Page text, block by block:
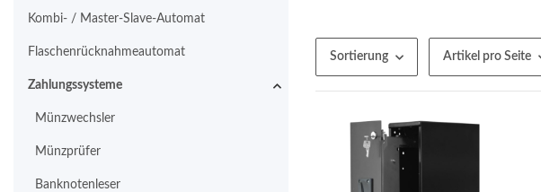
Sortierung Artikel pro Seite
Kombi- / Master-Slave-Automat
Flaschenrücknahmeautomat
Zahlungssysteme
Münzwechsler
Münzprüfer
Banknotenleser